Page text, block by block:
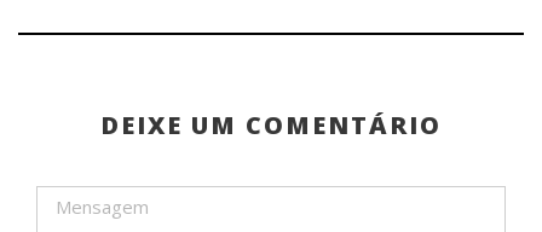
DEIXE UM COMENTÁRIO